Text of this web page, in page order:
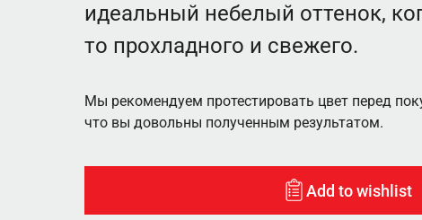
идеальный небелый оттенок,
то прохладного и свежего.
Мы рекомендуем протестировать цвет перед
что вы довольны полученным результатом.
Add to wishlist